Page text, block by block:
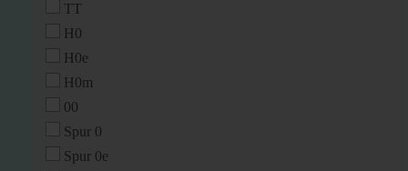
TT
H0
H0e
H0m
00
Spur 0
Spur 0e